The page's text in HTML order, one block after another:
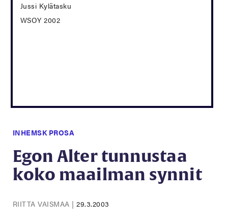
Jussi Kylätasku
WSOY 2002
INHEMSK PROSA
Egon Alter tunnustaa
koko maailman synnit
RIITTA VAISMAA |29.3.2003